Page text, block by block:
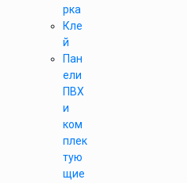
рка
Кле
й
Пан
ели
ПВХ
и
ком
плек
тую
щие